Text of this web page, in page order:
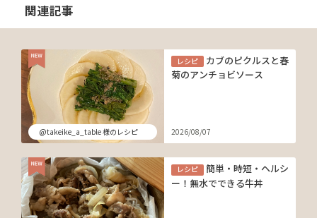
関連記事
@takeike_a_table 様のレシピ
レシピ
カブのピクルスと春
菊のアンチョビソース
2026/08/07
レシピ
簡単・時短・ヘルシ
ー！無水でできる牛丼